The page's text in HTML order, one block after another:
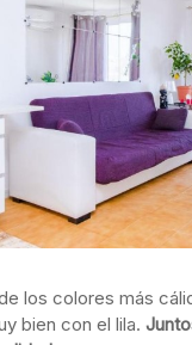
los colores más
bien con el lila.